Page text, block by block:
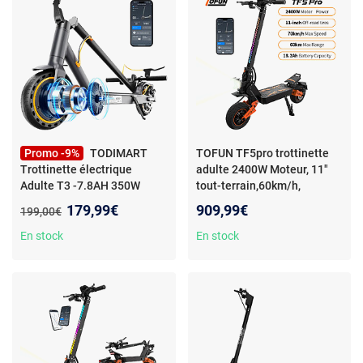
Promo -9%
TODIMART
Trottinette électrique
Adulte T3 -7.8AH 350W
Trottinette Électrique adulte
antivol Ultra
Increvables,Trottinette
électrique Pliable avec APP
Control
Ancien prix :
199,00€ Nouveau prix :
179,99€
En stock
TOFUN TF5pro trottinette
adulte 2400W Moteur, 11"
tout-terrain,60km/h,
Trottinette électrique adulte
tout-terrain, 2400W Moteur,
909,99€
En stock